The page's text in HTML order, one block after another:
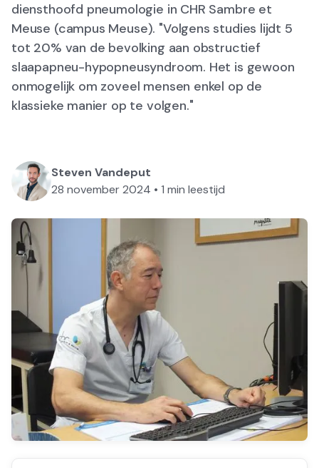
diensthoofd pneumologie in CHR Sambre et
Meuse (campus Meuse). "Volgens studies lijdt 5
tot 20% van de bevolking aan obstructief
slaapapneu-hypopneusyndroom. Het is gewoon
onmogelijk om zoveel mensen enkel op de
klassieke manier op te volgen."
Steven Vandeput
28 november 2024 • 1 min leestijd